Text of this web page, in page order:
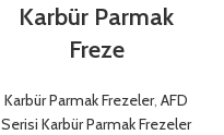
Karbür Parmak
Freze
Karbür Parmak Frezeler, AFD
Serisi Karbür Parmak Frezeler